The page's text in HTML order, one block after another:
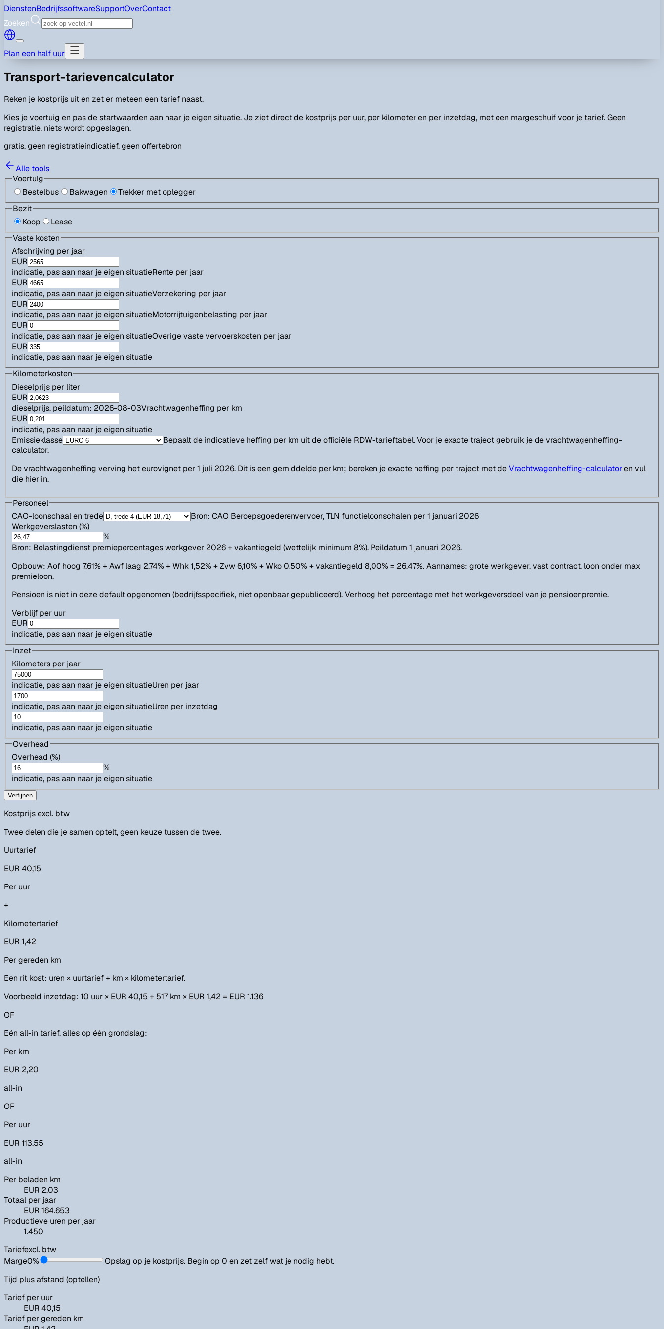
DienstenBedrijfssoftwareSupportOverContact
Zoeken
Plan een half uur
Transport-tarievencalculator
Reken je kostprijs uit en zet er meteen een tarief naast.
Kies je voertuig en pas de startwaarden aan naar je eigen situatie. Je ziet direct de kostprijs per uur, per kilometer en per inzetdag, met een margeschuif voor je tarief. Geen
registratie, niets wordt opgeslagen.
gratis, geen registratieindicatief, geen offertebron
Alle tools
Voertuig
Bestelbus
Bakwagen
Trekker met oplegger
Bezit
Koop
Lease
Vaste kosten
Afschrijving per jaar
EUR
indicatie, pas aan naar je eigen situatieRente per jaar
EUR
indicatie, pas aan naar je eigen situatieVerzekering per jaar
EUR
indicatie, pas aan naar je eigen situatieMotorrijtuigenbelasting per jaar
EUR
indicatie, pas aan naar je eigen situatieOverige vaste vervoerskosten per jaar
EUR
indicatie, pas aan naar je eigen situatie
Kilometerkosten
Dieselprijs per liter
EUR
dieselprijs, peildatum: 2026-08-03Vrachtwagenheffing per km
EUR
indicatie, pas aan naar je eigen situatie
Emissieklasse
Bepaalt de indicatieve heffing per km uit de officiële RDW-tarieftabel. Voor je exacte traject gebruik je de vrachtwagenheffing-
calculator.
De vrachtwagenheffing verving het eurovignet per 1 juli 2026. Dit is een gemiddelde per km; bereken je exacte heffing per traject met deVrachtwagenheffing-calculatoren vul
die hier in.
Personeel
CAO-loonschaal en trede
Bron: CAO Beroepsgoederenvervoer, TLN functieloonschalen per 1 januari 2026
Werkgeverslasten (%)
%
Bron: Belastingdienst premiepercentages werkgever 2026 + vakantiegeld (wettelijk minimum 8%). Peildatum 1 januari 2026.
Opbouw: Aof hoog 7,61% + Awf laag 2,74% + Whk 1,52% + Zvw 6,10% + Wko 0,50% + vakantiegeld 8,00% = 26,47%. Aannames: grote werkgever, vast contract, loon onder max
premieloon.
Pensioen is niet in deze default opgenomen (bedrijfsspecifiek, niet openbaar gepubliceerd). Verhoog het percentage met het werkgeversdeel van je pensioenpremie.
Verblijf per uur
EUR
indicatie, pas aan naar je eigen situatie
Inzet
Kilometers per jaar
indicatie, pas aan naar je eigen situatieUren per jaar
indicatie, pas aan naar je eigen situatieUren per inzetdag
indicatie, pas aan naar je eigen situatie
Overhead
Overhead (%)
%
indicatie, pas aan naar je eigen situatie
Verfijnen
Kostprijsexcl. btw
Twee delen die je samen optelt, geen keuze tussen de twee.
Uurtarief
EUR 40,15
Per uur
+
Kilometertarief
EUR 1,42
Per gereden km
Een rit kost: uren × uurtarief + km × kilometertarief.
Voorbeeld inzetdag: 10 uur × EUR 40,15 + 517 km × EUR 1,42 = EUR 1.136
OF
Eén all-in tarief, alles op één grondslag:
Per km
EUR 2,20
all-in
OF
Per uur
EUR 113,55
all-in
Per beladen km
EUR 2,03
Totaal per jaar
EUR 164.653
Productieve uren per jaar
1.450
Tariefexcl. btw
Marge0%
Opslag op je kostprijs. Begin op 0 en zet zelf wat je nodig hebt.
Tijd plus afstand (optellen)
Tarief per uur
EUR 40,15
Tarief per gereden km